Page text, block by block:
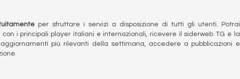
per sfruttare i servizi a disposizione di tutti gli utenti. Potrai
i principali player italiani e internazionali, ricevere il siderweb TG e la
più rilevanti della settimana, accedere a pubblicazioni e